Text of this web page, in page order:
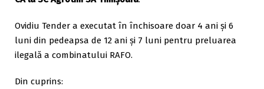
Ovidiu Tender a executat în închisoare doar 4 ani și 6
luni din pedeapsa de 12 ani și 7 luni pentru preluarea
ilegală a combinatului RAFO.
Din cuprins: